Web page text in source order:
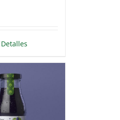
Detalles